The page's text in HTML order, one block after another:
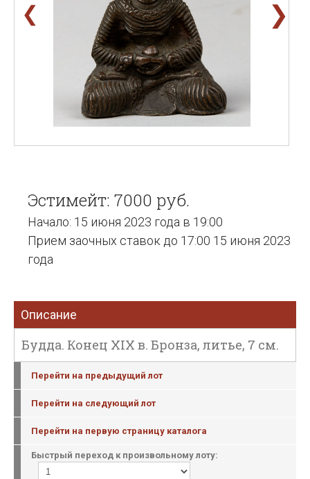
❮ ❯
Эстимейт: 7000 руб.
Начало: 15 июня 2023 года в 19:00
Прием заочных ставок до 17:00 15 июня 2023
года
Описание
Будда. Конец XIX в. Бронза, литье, 7 см.
Перейти на предыдущий лот
Перейти на следующий лот
Перейти на первую страницу каталога
Быстрый переход к произвольному лоту: